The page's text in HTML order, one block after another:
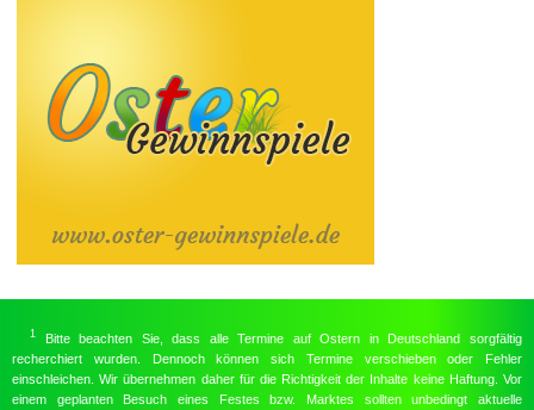
1
Bitte beachten Sie, dass alle Termine auf Ostern in Deutschland sorgfältig
recherchiert wurden. Dennoch können sich Termine verschieben oder Fehler
einschleichen. Wir übernehmen daher für die Richtigkeit der Inhalte keine Haftung. Vor
einem geplanten Besuch eines Festes bzw. Marktes sollten unbedingt aktuelle